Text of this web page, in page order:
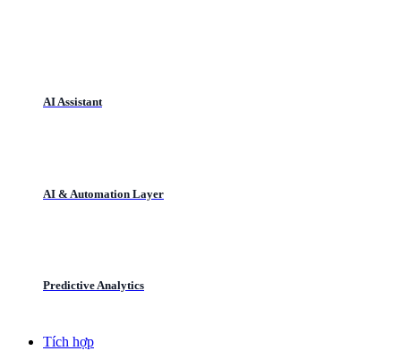
AI Assistant
AI & Automation Layer
Predictive Analytics
Tích hợp